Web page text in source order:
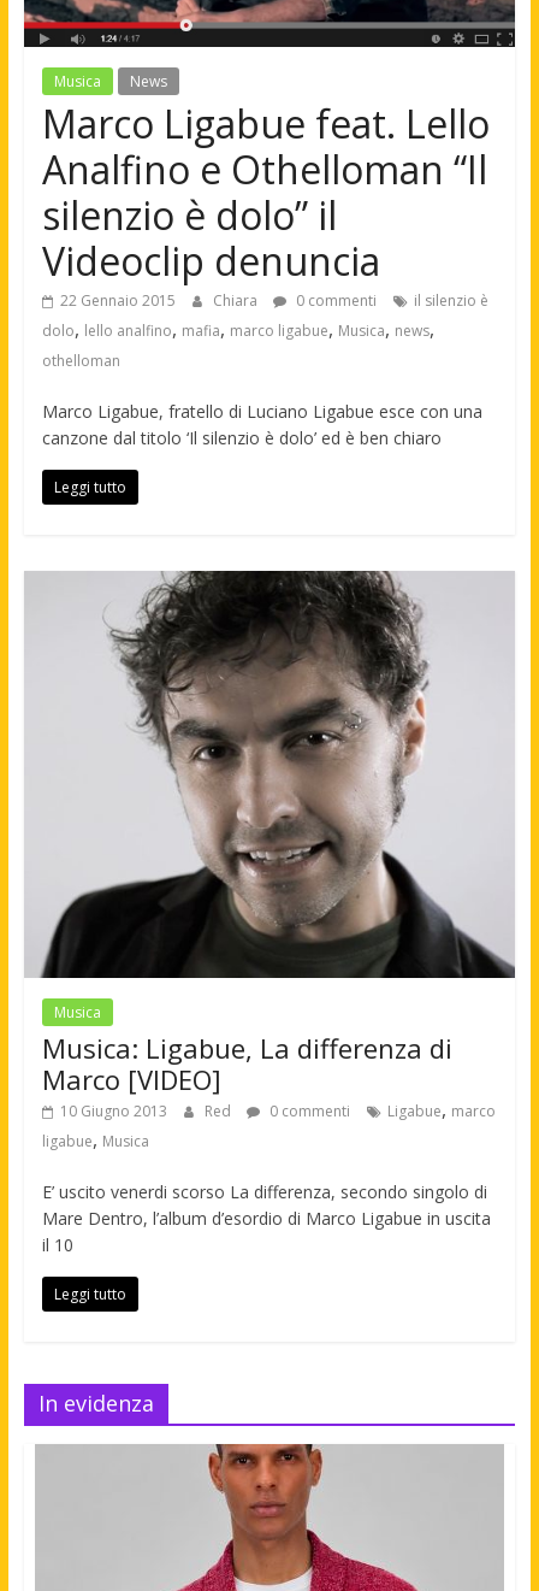
Musica News
Marco Ligabue feat. Lello
Analfino e Othelloman “Il
silenzio è dolo” il
Videoclip denuncia
22 Gennaio 2015 Chiara 0 commenti
il silenzio è
dolo, lello analfino, mafia, marco ligabue, Musica, news,
othelloman
Marco Ligabue, fratello di Luciano Ligabue esce con una
canzone dal titolo ‘Il silenzio è dolo’ ed è ben chiaro
Leggi tutto
Musica
Musica: Ligabue, La differenza di
Marco [VIDEO]
10 Giugno 2013 Red 0 commenti Ligabue, marco
ligabue, Musica
E’ uscito venerdi scorso La differenza, secondo singolo di
Mare Dentro, l’album d’esordio di Marco Ligabue in uscita
il 10
Leggi tutto
In evidenza